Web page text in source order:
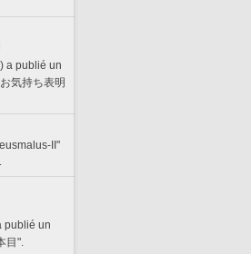
a publié un
気持ち表明
II"
publié un
目".